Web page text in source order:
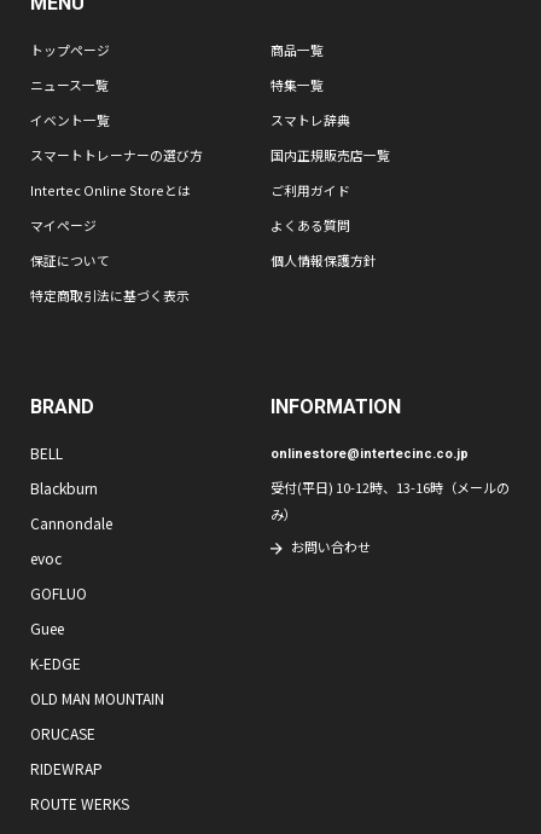
トップページ
商品一覧
ニュース一覧
特集一覧
イベント一覧
スマトレ辞典
スマートトレーナーの選び方
国内正規販売店一覧
Intertec Online Storeとは
ご利用ガイド
マイページ
よくある質問
保証について
個人情報保護方針
特定商取引法に基づく表示
BRAND
BELL
Blackburn
Cannondale
evoc
GOFLUO
Guee
K-EDGE
OLD MAN MOUNTAIN
ORUCASE
RIDEWRAP
ROUTE WERKS
INFORMATION
onlinestore@intertecinc.co.jp
受付(平日) 10-12時、13-16時（メールの
み）
お問い合わせ